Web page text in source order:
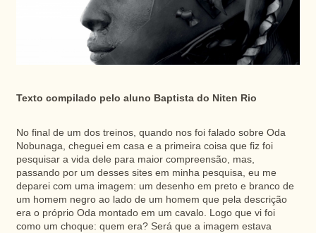
Texto compilado pelo aluno Baptista do Niten Rio
No final de um dos treinos, quando nos foi falado sobre Oda
Nobunaga, cheguei em casa e a primeira coisa que fiz foi
pesquisar a vida dele para maior compreensão, mas,
passando por um desses sites em minha pesquisa, eu me
deparei com uma imagem: um desenho em preto e branco de
um homem negro ao lado de um homem que pela descrição
era o próprio Oda montado em um cavalo. Logo que vi foi
como um choque: quem era? Será que a imagem estava